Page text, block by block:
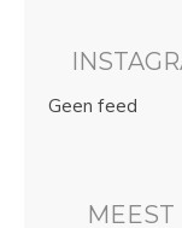
Geen feed
MEEST